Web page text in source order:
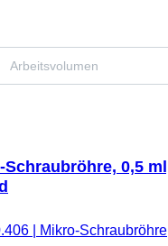
Schraubröhre, 0,5
Mikro-